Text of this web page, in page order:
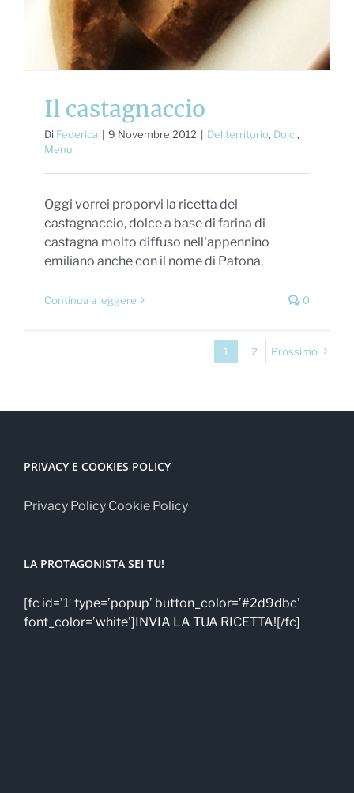
Il castagnaccio
Di Federica 9 Novembre 2012 Del territorio, Dolci,
Menu
Oggi vorrei proporvi la ricetta del
castagnaccio, dolce a base di farina di
castagna molto diffuso nell'appennino
emiliano anche con il nome di Patona.
Continua a leggere 0
1 2 Prossimo
PRIVACY E COOKIES POLICY
Privacy Policy Cookie Policy
LA PROTAGONISTA SEI TU!
[fc id=’1′ type=’popup’ button_color=’#2d9dbc’
font_color=’white’]INVIA LA TUA RICETTA![/fc]